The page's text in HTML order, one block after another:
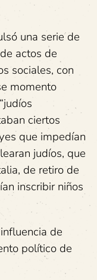
una serie de
actos de
sociales, con
momento
ciertos
que impedían
judíos, que
de retiro de
inscribir niños
de
político de